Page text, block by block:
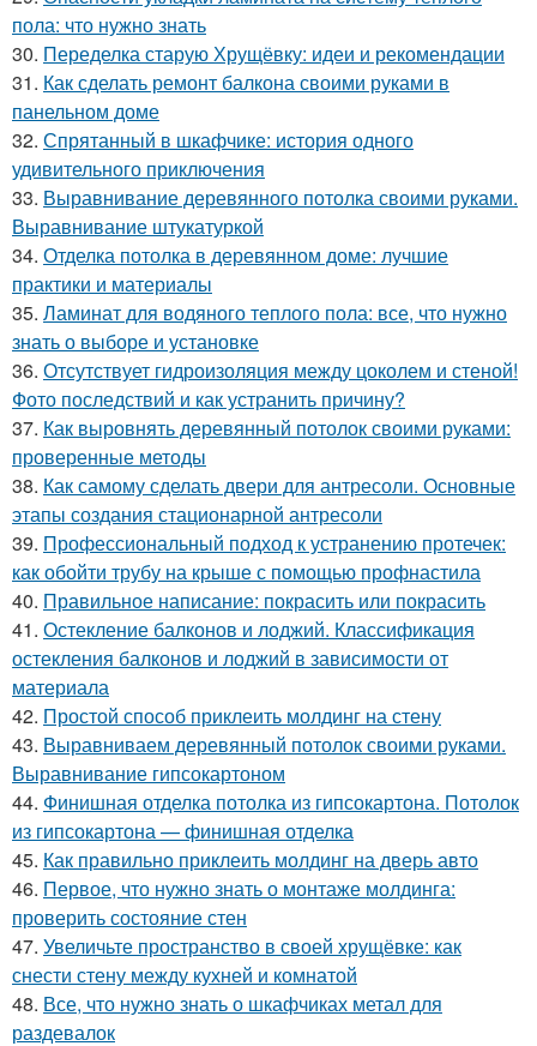
пола: что нужно знать
30. Переделка старую Хрущёвку: идеи и рекомендации
31. Как сделать ремонт балкона своими руками в
панельном доме
32. Спрятанный в шкафчике: история одного
удивительного приключения
33. Выравнивание деревянного потолка своими руками.
Выравнивание штукатуркой
34. Отделка потолка в деревянном доме: лучшие
практики и материалы
35. Ламинат для водяного теплого пола: все, что нужно
знать о выборе и установке
36. Отсутствует гидроизоляция между цоколем и стеной!
Фото последствий и как устранить причину?
37. Как выровнять деревянный потолок своими руками:
проверенные методы
38. Как самому сделать двери для антресоли. Основные
этапы создания стационарной антресоли
39. Профессиональный подход к устранению протечек:
как обойти трубу на крыше с помощью профнастила
40. Правильное написание: покрасить или покрасить
41. Остекление балконов и лоджий. Классификация
остекления балконов и лоджий в зависимости от
материала
42. Простой способ приклеить молдинг на стену
43. Выравниваем деревянный потолок своими руками.
Выравнивание гипсокартоном
44. Финишная отделка потолка из гипсокартона. Потолок
из гипсокартона — финишная отделка
45. Как правильно приклеить молдинг на дверь авто
46. Первое, что нужно знать о монтаже молдинга:
проверить состояние стен
47. Увеличьте пространство в своей хрущёвке: как
снести стену между кухней и комнатой
48. Все, что нужно знать о шкафчиках метал для
раздевалок